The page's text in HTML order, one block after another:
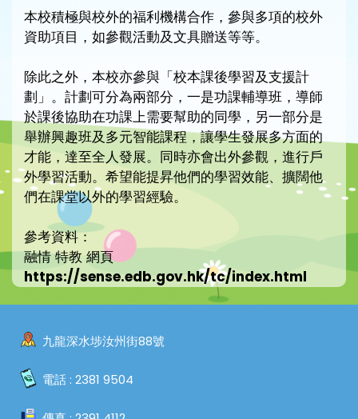
本校積極與校外的福利機構合作，參與多項的校外
資助項目，如參觀活動及文具贈送等等。
除此之外，本校亦參與「校本課後學習及支援計
劃」。計劃可分為兩部分，一是功課輔導班，導師
於課後協助在功課上需要幫助的同學，另一部分是
舉辦興趣班及多元智能課程，讓學生發展多方面的
才能，達至全人發展。同時亦會出外參觀，進行戶
外學習活動。希望能提昇他們的學習效能、擴闊他
們在課堂以外的學習經驗。
參考資料：
融情 特教 網頁
https://sense.edb.gov.hk/tc/index.html
九龍深水埗汝州街88號
電話 : 2381 9504